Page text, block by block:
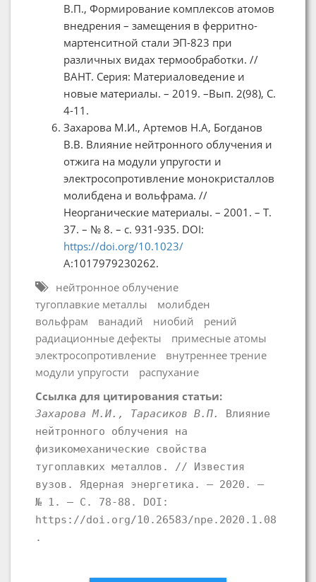
В.П., Формирование комплексов атомов
внедрения – замещения в ферритно-
мартенситной стали ЭП-823 при
различных видах термообработки. //
ВАНТ. Серия: Материаловедение и
новые материалы. – 2019. –Вып. 2(98), С.
4-11.
Захарова М.И., Артемов Н.А, Богданов
В.В. Влияние нейтронного облучения и
отжига на модули упругости и
электросопротивление монокристаллов
молибдена и вольфрама. //
Неорганические материалы. – 2001. – Т.
37. – № 8. – с. 931-935. DOI:
https://doi.org/10.1023/
A:1017979230262.
нейтронное облучение
тугоплавкие металлы
молибден
вольфрам
ванадий ниобий
рений
радиационные дефекты
примесные атомы
электросопротивление
внутреннее трение
модули упругости
распухание
Ссылка для цитирования статьи:
Захарова М.И., Тарасиков В.П.
Влияние
нейтронного облучения на
физикомеханические свойства
тугоплавких металлов. // Известия
вузов. Ядерная энергетика. – 2020. –
№ 1. – С. 78-88. DOI:
https://doi.org/10.26583/npe.2020.1.08
.